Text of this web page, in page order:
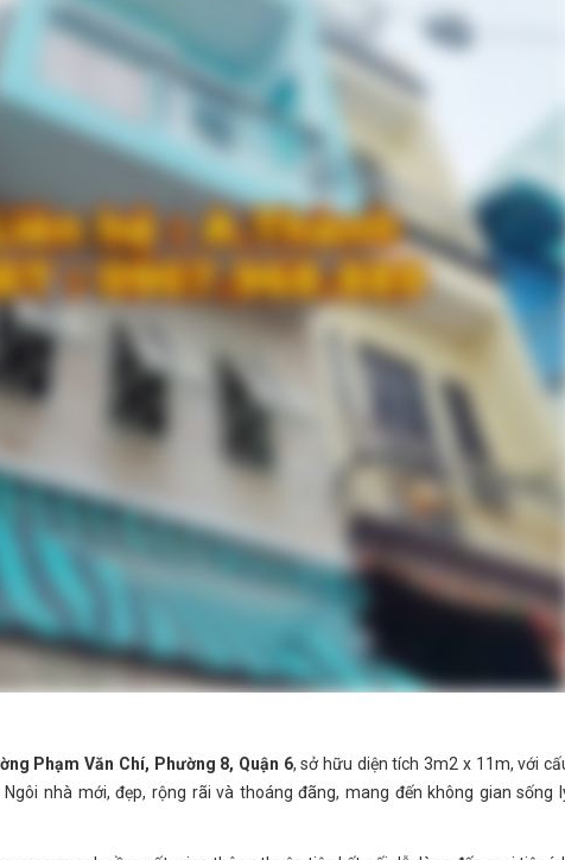
Phạm Văn Chí, Phường 8, Quận 6, sở hữu diện tích 3m2 x 11m, với
nhà mới, đẹp, rộng rãi và thoáng đãng, mang đến không gian sống